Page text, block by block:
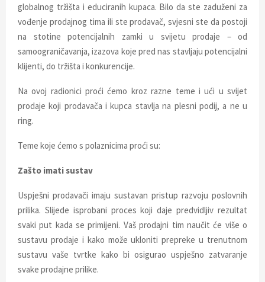
U
globalnog tržišta i educiranih kupaca. Bilo da ste zaduženi za
vođenje prodajnog tima ili ste prodavač, svjesni ste da postoji
na stotine potencijalnih zamki u svijetu prodaje – od
samoograničavanja, izazova koje pred nas stavljaju potencijalni
klijenti, do tržišta i konkurencije.
Na ovoj radionici proći ćemo kroz razne teme i ući u svijet
prodaje koji prodavača i kupca stavlja na plesni podij, a ne u
ring.
Teme koje ćemo s polaznicima proći su:
Zašto imati sustav
Uspješni prodavači imaju sustavan pristup razvoju poslovnih
prilika. Slijede isprobani proces koji daje predvidljiv rezultat
svaki put kada se primijeni. Vaš prodajni tim naučit će više o
sustavu prodaje i kako može ukloniti prepreke u trenutnom
sustavu vaše tvrtke kako bi osigurao uspješno zatvaranje
svake prodajne prilike.